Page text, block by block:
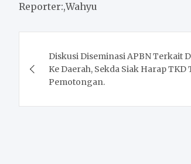
Reporter:,Wahyu
navigation
Diskusi Diseminasi APBN Terkait
Ke Daerah, Sekda Siak Harap TKD
Pemotongan.